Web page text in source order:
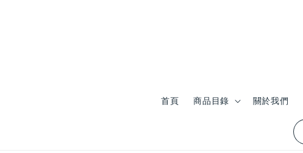
首頁 商品目錄 關於我們